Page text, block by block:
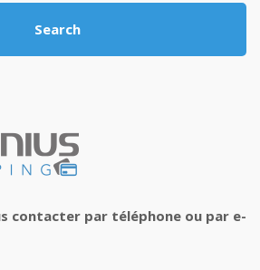
Search
contacter par téléphone ou par e-